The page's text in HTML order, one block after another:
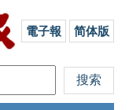
電子報 简体版